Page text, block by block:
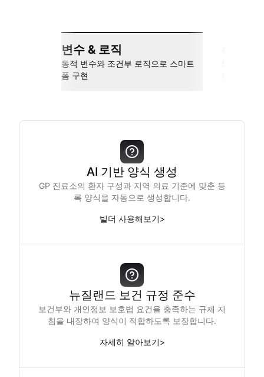
변수 & 로직
동적 변수와 조건부 로직으로 스마트
폼 구현
AI 기반 양식 생성
GP 진료소의 환자 구성과 지역 의료 기준에 맞춘 등
록 양식을 자동으로 생성합니다.
빌더 사용해보기>
뉴질랜드 보건 규정 준수
보건부와 개인정보 보호법 요건을 충족하는 규제 지
침을 내장하여 양식이 적합하도록 보장합니다.
자세히 알아보기>